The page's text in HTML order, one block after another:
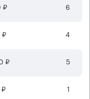
₽ 6
₽ 4
₽ 5
1